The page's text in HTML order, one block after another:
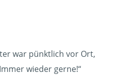
war pünktlich vor Ort,
wieder gerne!“